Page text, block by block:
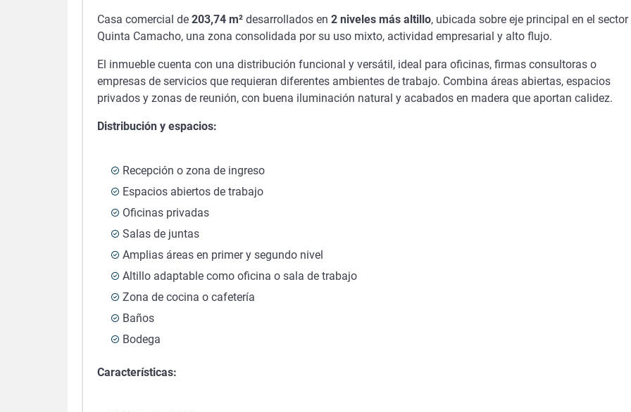
Casa comercial de 203,74 m² desarrollados en 2 niveles más altillo, ubicada sobre eje principal en el sector
Quinta Camacho, una zona consolidada por su uso mixto, actividad empresarial y alto flujo.
El inmueble cuenta con una distribución funcional y versátil, ideal para oficinas, firmas consultoras o
empresas de servicios que requieran diferentes ambientes de trabajo. Combina áreas abiertas, espacios
privados y zonas de reunión, con buena iluminación natural y acabados en madera que aportan calidez.
Distribución y espacios:
Recepción o zona de ingreso
Espacios abiertos de trabajo
Oficinas privadas
Salas de juntas
Amplias áreas en primer y segundo nivel
Altillo adaptable como oficina o sala de trabajo
Zona de cocina o cafetería
Baños
Bodega
Características: